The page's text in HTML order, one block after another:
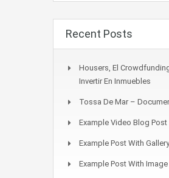
Recent Posts
Housers, El
Invertir En Inmuebles
Tossa De Mar –
Example Video Blog Post
Example Post With
Example Post With